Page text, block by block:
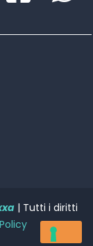
| Tutti i diritti